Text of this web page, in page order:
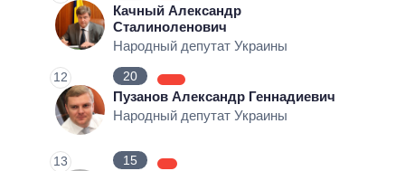
Качный Александр
Сталиноленович
Народный депутат Украины
12 20
Пузанов Александр Геннадиевич
Народный депутат Украины
13 15